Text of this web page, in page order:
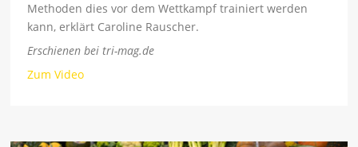
Methoden dies vor dem Wettkampf trainiert werden
kann, erklärt Caroline Rauscher.
Erschienen bei tri-mag.de
Zum Video